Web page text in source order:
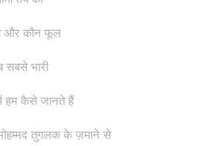
और कौन फूल
सबसे भारी
हम कैसे जानते हैं
तुगलक के ज़माने से